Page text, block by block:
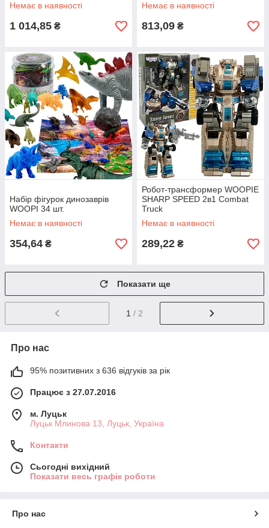
Немає в наявності
1 014,85 ₴
Немає в наявності
813,09 ₴
Набір фігурок динозаврів
WOOPI 34 шт.
Немає в наявності
354,64 ₴
Робот-трансформер WOOPIE
SHARP SPEED 2в1 Combat
Truck
Немає в наявності
289,22 ₴
Показати ще
1 / 2
Про нас
95% позитивних з 636 відгуків за рік
Працює з 27.07.2016
м. Луцьк
Луцьк Млинова 13, Луцьк, Україна
Контакти
Сьогодні вихідний
Показати весь графік роботи
Про нас